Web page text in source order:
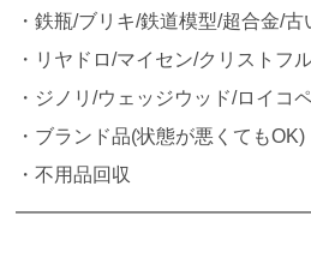
・鉄瓶/ブリキ/鉄道模型/超合金/古
・リヤドロ/マイセン/クリストフ
・ジノリ/ウェッジウッド/ロイコ
・ブランド品(状態が悪くてもOK)
・不用品回収